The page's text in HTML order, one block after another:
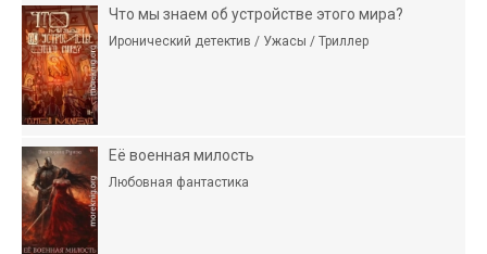
Что мы знаем об устройстве этого мира?
Иронический детектив / Ужасы / Триллер
Её военная милость
Любовная фантастика